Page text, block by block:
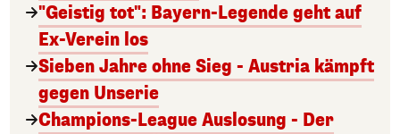
"Geistig tot": Bayern-Legende geht auf
Ex-Verein los
Sieben Jahre ohne Sieg - Austria kämpft
gegen Unserie
Champions-League Auslosung - Der